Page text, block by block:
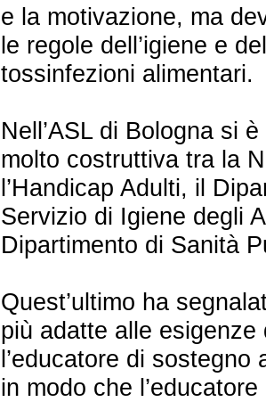
e la motivazione, ma
le regole dell’igiene e
tossinfezioni alimentari.
Nell’ASL di Bologna si
molto costruttiva tra la
l’Handicap Adulti, il
Servizio di Igiene degli
Dipartimento di Sanità
Quest’ultimo ha
più adatte alle esigenze
l’educatore di
in modo che